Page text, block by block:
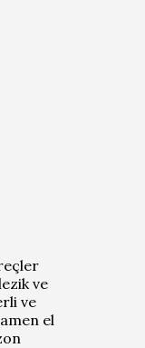
ve
ve
el